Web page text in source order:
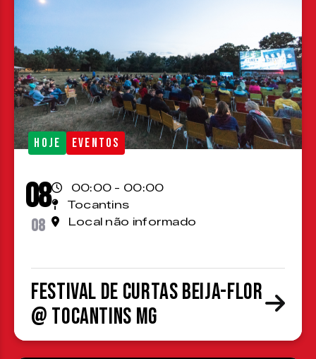
HOJE EVENTOS
08
08
00:00 - 00:00
Tocantins
Local não informado
Festival de Curtas Beija-Flor
@ Tocantins MG